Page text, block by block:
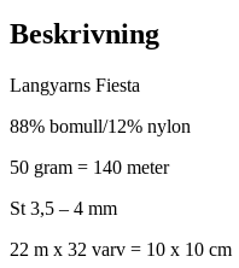
Beskrivning
Langyarns Fiesta
88% bomull/12% nylon
50 gram = 140 meter
St 3,5 – 4 mm
22 m x 32 varv = 10 x 10 cm